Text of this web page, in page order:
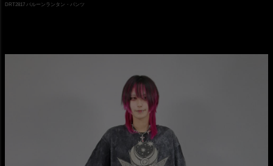
DRT2817 バルーンランタン・パンツ